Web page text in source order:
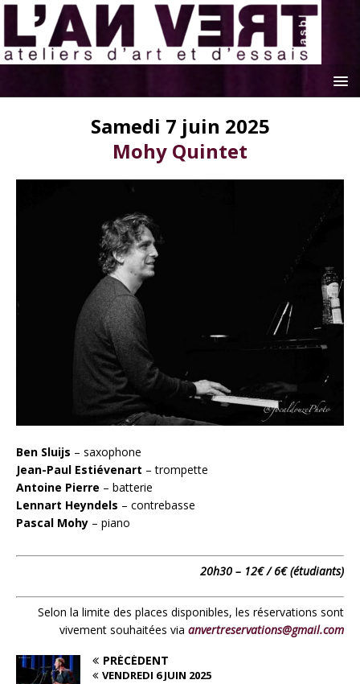
Samedi 7 juin 2025
Mohy Quintet
Ben Sluijs – saxophone
Jean-Paul Estiévenart – trompette
Antoine Pierre – batterie
Lennart Heyndels – contrebasse
Pascal Mohy – piano
20h30 – 12€ / 6€ (étudiants)
Selon la limite des places disponibles, les réservations sont
vivement souhaitées via anvertreservations@gmail.com
PRÉCÉDENT
VENDREDI 6 JUIN 2025